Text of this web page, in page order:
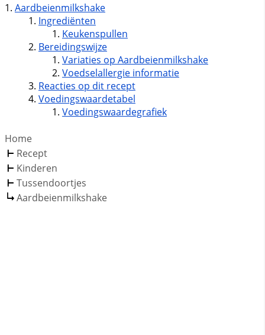
Aardbeienmilkshake
Ingrediënten
Keukenspullen
Bereidingswijze
Variaties op Aardbeienmilkshake
Voedselallergie informatie
Reacties op dit recept
Voedingswaardetabel
Voedingswaardegrafiek
Home
Recept
Kinderen
Tussendoortjes
Aardbeienmilkshake